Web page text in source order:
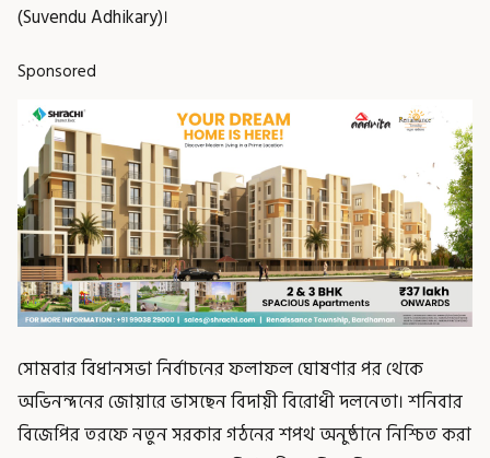
(Suvendu Adhikary)।
Sponsored
সোমবার বিধানসভা নির্বাচনের ফলাফল ঘোষণার পর থেকে
অভিনন্দনের জোয়ারে ভাসছেন বিদায়ী বিরোধী দলনেতা। শনিবার
বিজেপির তরফে নতুন সরকার গঠনের শপথ অনুষ্ঠানে নিশ্চিত করা